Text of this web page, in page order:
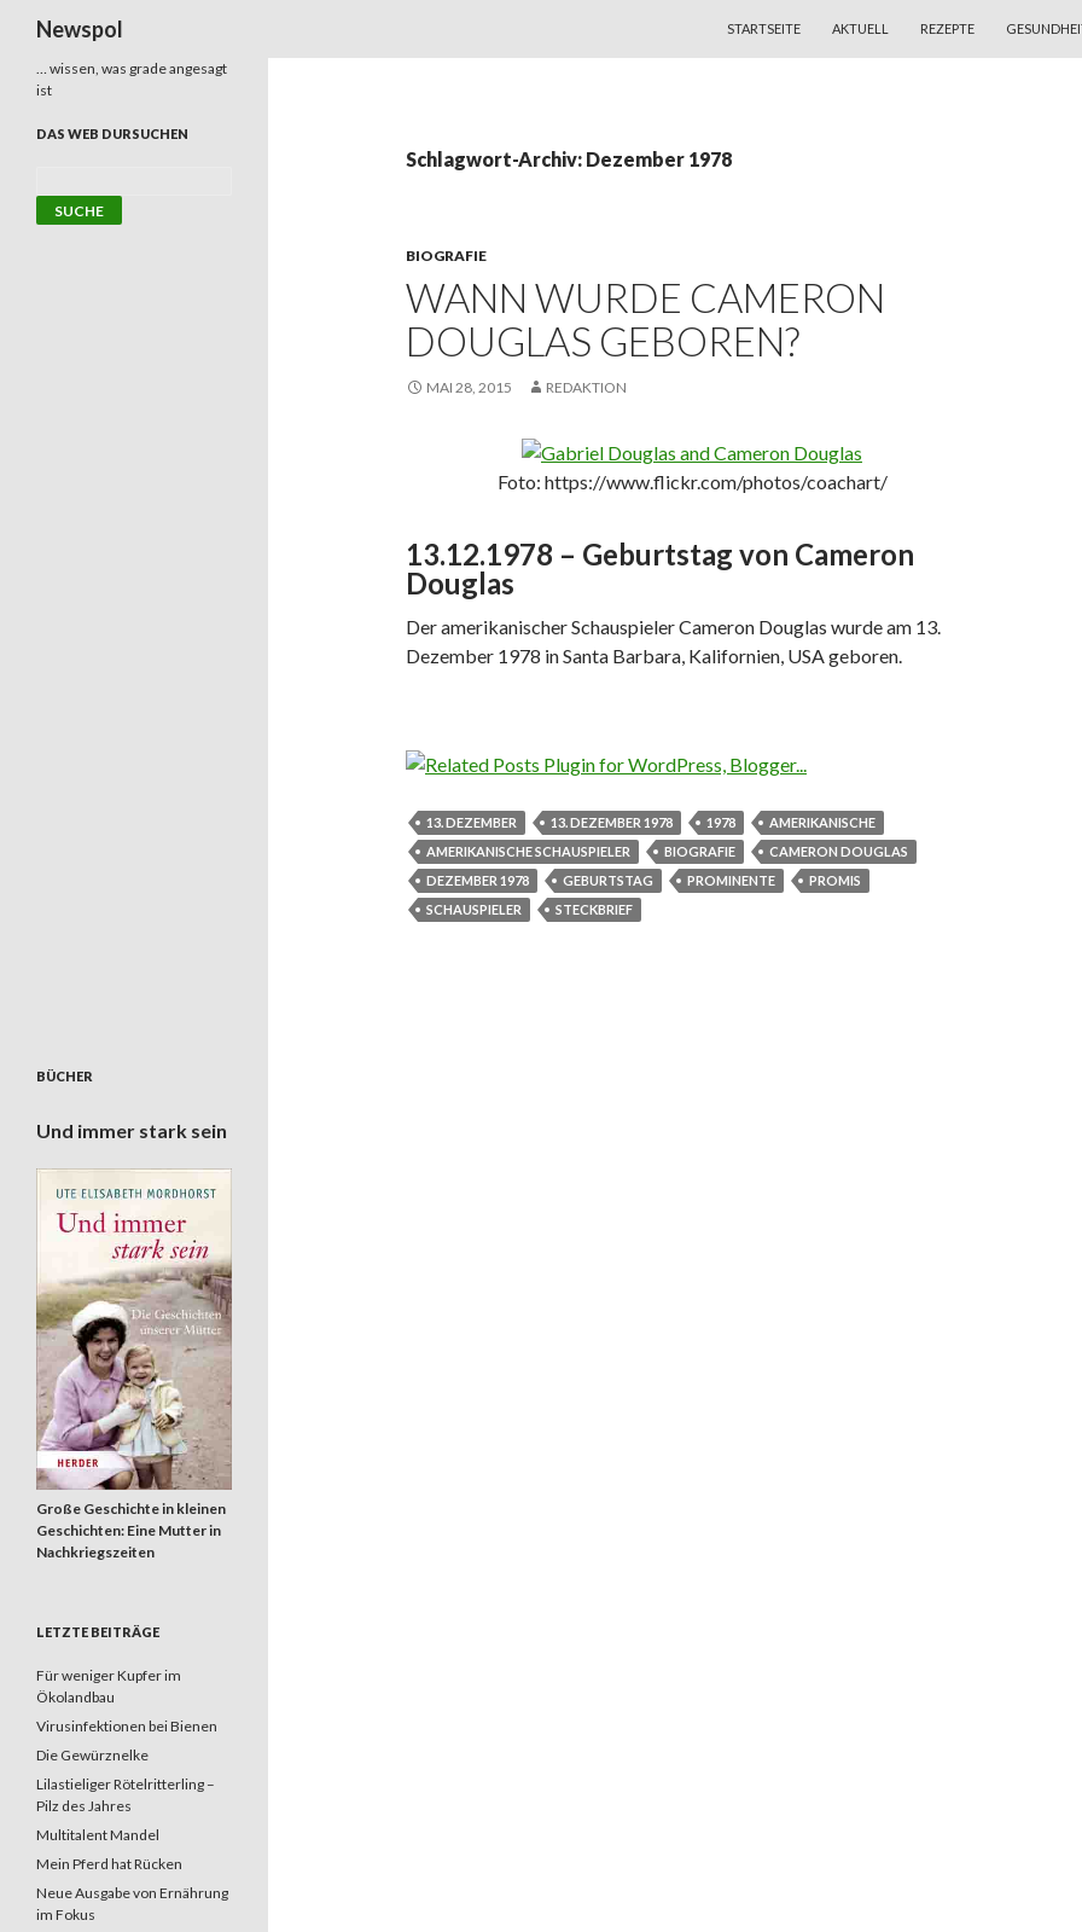
Newspol
STARTSEITE
AKTUELL REZEPTE
Schlagwort-Archiv: Dezember 1978
BIOGRAFIE
WANN WURDE CAMERON
DOUGLAS GEBOREN?
MAI 28, 2015 REDAKTION
Foto: https://www.flickr.com/photos/coachart/
13.12.1978 – Geburtstag von Cameron
Douglas
Der amerikanischer Schauspieler Cameron Douglas wurde am 13.
Dezember 1978 in Santa Barbara, Kalifornien, USA geboren.
13. DEZEMBER 13. DEZEMBER 1978 1978
AMERIKANISCHE
AMERIKANISCHE SCHAUSPIELER
BIOGRAFIE
CAMERON DOUGLAS
DEZEMBER 1978
GEBURTSTAG PROMINENTE
PROMIS
SCHAUSPIELER
STECKBRIEF
… wissen, was grade angesagt
ist
DAS WEB DURSUCHEN
BÜCHER
Und immer stark sein
Große Geschichte in kleinen
Geschichten: Eine Mutter in
Nachkriegszeiten
LETZTE BEITRÄGE
Für weniger Kupfer im
Ökolandbau
Virusinfektionen bei Bienen
Die Gewürznelke
Lilastieliger Rötelritterling –
Pilz des Jahres
Multitalent Mandel
Mein Pferd hat Rücken
Neue Ausgabe von Ernährung
im Fokus